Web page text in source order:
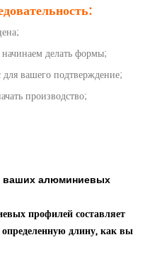
делать формы;
вашего подтверждение;
производство;
ваших алюминиевых
профилей составляет
длину, как вы